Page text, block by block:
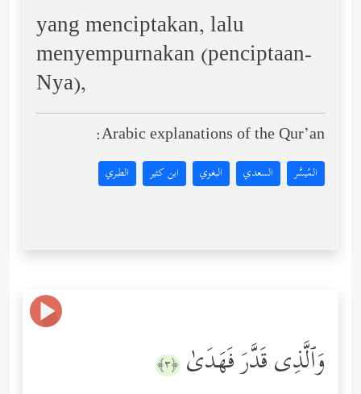
yang menciptakan, lalu
menyempurnakan (penciptaan-
Nya),
Arabic explanations of the Qur’an:
المُيسَّر السعدي البغوي ابن كثير الطبري
وَٱلَّذِی قَدَّرَ فَهَدَىٰ ﴿٣﴾